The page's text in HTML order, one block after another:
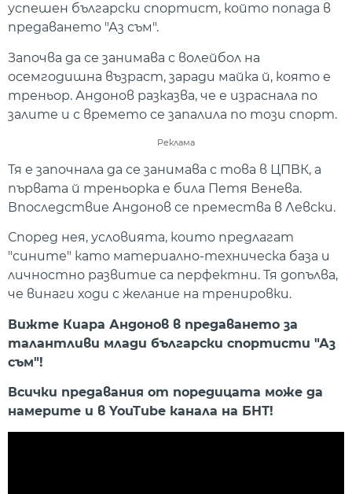
успешен български спортист, който попада в
предаването "Аз съм".
Започва да се занимава с волейбол на
осемгодишна възраст, заради майка й, която е
треньор. Андонов разказва, че е израснала по
залите и с времето се запалила по този спорт.
Реклама
Тя е започнала да се занимава с това в ЦПВК, а
първата й треньорка е била Петя Венева.
Впоследствие Андонов се премества в Левски.
Според нея, условията, които предлагат
"сините" като материално-техническа база и
личностно развитие са перфектни. Тя допълва,
че винаги ходи с желание на тренировки.
Вижте Киара Андонов в предаването за
талантливи млади български спортисти "Аз
съм"!
Всички предавания от поредицата може да
намерите и в YouTube канала на БНТ!